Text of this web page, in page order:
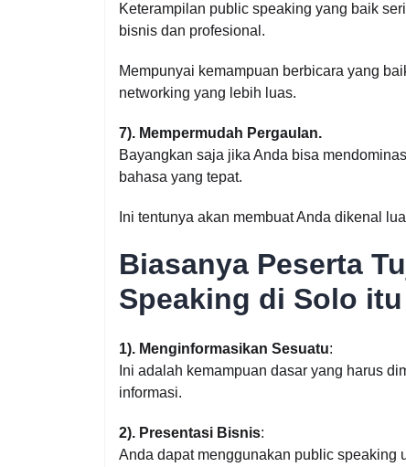
Keterampilan public speaking yang baik
bisnis dan profesional.
Mempunyai kemampuan berbicara yang
networking yang lebih luas.
7). Mempermudah Pergaulan.
Bayangkan saja jika Anda bisa
bahasa yang tepat.
Ini tentunya akan membuat Anda dikenal
Biasanya Peserta
Speaking di Solo
1). Menginformasikan Sesuatu:
Ini adalah kemampuan dasar yang harus
informasi.
2). Presentasi Bisnis:
Anda dapat menggunakan public speaking